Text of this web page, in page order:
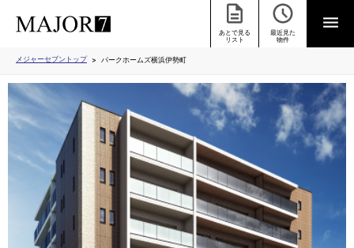
あとで見る
リスト
最近見た
物件
メジャーセブントップ パークホームズ横浜伊勢町